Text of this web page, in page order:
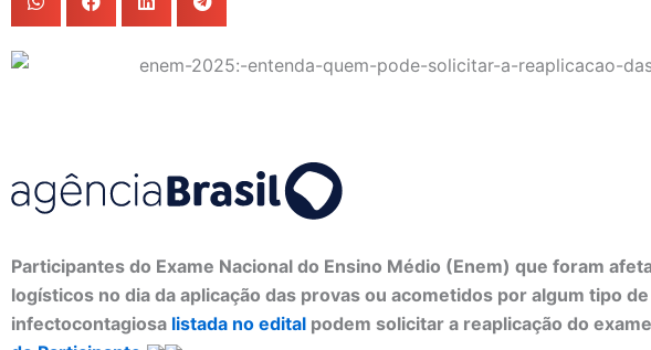
Participantes do Exame Nacional do Ensino Médio (Enem) que foram
logísticos no dia da aplicação das provas ou acometidos por algum tipo
infectocontagiosa listada no edital podem solicitar a reaplicação do